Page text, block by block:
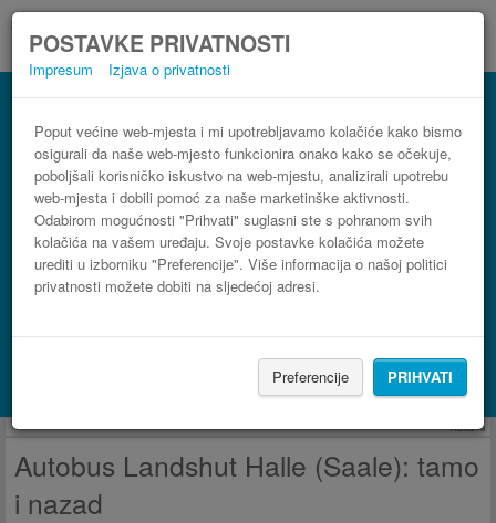
POSTAVKE PRIVATNOSTI
Impresum Izjava o privatnosti
Poput većine web-mjesta i mi upotrebljavamo kolačiće kako bismo
osigurali da naše web-mjesto funkcionira onako kako se očekuje,
poboljšali korisničko iskustvo na web-mjestu, analizirali upotrebu
web-mjesta i dobili pomoć za naše marketinške aktivnosti.
Odabirom mogućnosti "Prihvati" suglasni ste s pohranom svih
kolačića na vašem uređaju. Svoje postavke kolačića možete
urediti u izborniku "Preferencije". Više informacija o našoj politici
privatnosti možete dobiti na sljedećoj adresi.
Preferencije PRIHVATI
Autobus Halle (Saale) Landshut
3 koraka do najpovoljnije autobusne karte
Potraži smještaj s Booking.com
Reklama
Autobus Landshut Halle (Saale): tamo
i nazad